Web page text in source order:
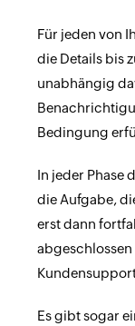
Für jeden von
die Details bis
unabhängig
Bedingung
In jeder Phase
die Aufgabe,
erst dann
abgeschlossen
Es gibt sogar